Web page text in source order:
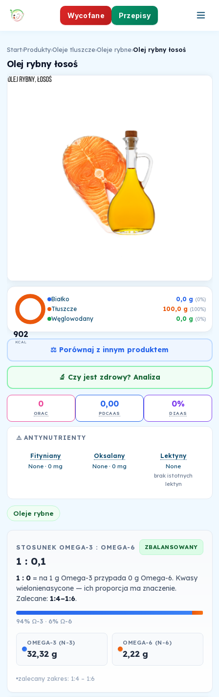
Wycofane Przepisy
Start›Produkty›Oleje tluszcze›Oleje rybne›Olej rybny łosoś
Olej rybny łosoś
902
KCAL
Białko 0,0 g (0%)
Tłuszcze 100,0 g (100%)
Węglowodany 0,0 g (0%)
⚖️ Porównaj z innym produktem
🔬 Czy jest zdrowy? Analiza
0
ORAC
0,00
PDCAAS
0%
DIAAS
⚠️ ANTYNUTRIENTY
Fityniany
None · 0 mg
Oksalany
None · 0 mg
Lektyny
None
brak istotnych
lektyn
Oleje rybne
STOSUNEK OMEGA-3 : OMEGA-6 ZBALANSOWANY
1 : 0,1
1 : 0= na 1 g Omega-3 przypada 0 g Omega-6. Kwasy
wielonienasycone — ich proporcja ma znaczenie.
Zalecane: 1:4–1:6.
94% Ω-3 · 6% Ω-6
OMEGA-3 (N-3)
32,32 g
OMEGA-6 (N-6)
2,22 g
zalecany zakres: 1:4 – 1:6